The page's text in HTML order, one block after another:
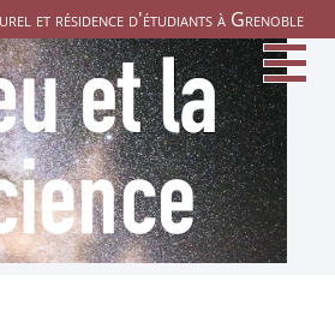
et résidence d'étudiants à Grenoble